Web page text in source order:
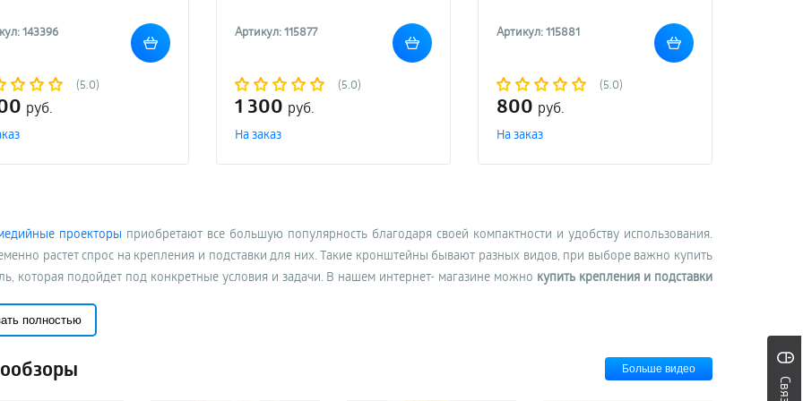
143396
(5.0)
руб.
Артикул: 115877
(5.0)
1 300 руб.
На заказ
Артикул: 115881
(5.0)
800 руб.
На заказ
проекторы приобретают все большую популярность благодаря своей компактности и удобству использования.
растет спрос на крепления и подставки для них. Такие кронштейны бывают разных видов, при выборе важно купить
которая подойдет под конкретные условия и задачи. В нашем интернет- магазине можно купить крепления и подставки
и подставок для проекторов
от места установки держатели подразделяются на три вида:
полностью
Больше видео